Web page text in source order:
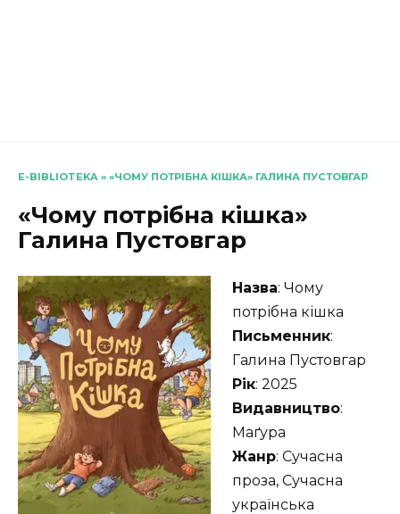
E-BIBLIOTEKA » «ЧОМУ ПОТРІБНА КІШКА» ГАЛИНА ПУСТОВГАР
«Чому потрібна кішка»
Галина Пустовгар
Назва: Чому
потрібна кішка
Письменник:
Галина Пустовгар
Рік: 2025
Видавництво:
Маґура
Жанр: Сучасна
проза, Сучасна
українська